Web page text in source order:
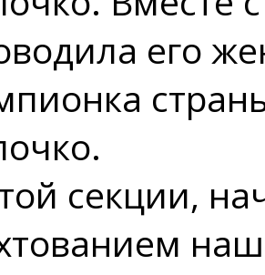
его
секции,